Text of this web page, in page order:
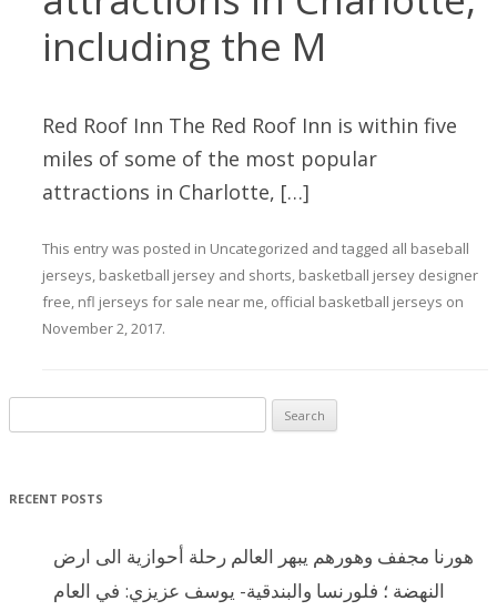
including the M
Red Roof Inn The Red Roof Inn is within five
miles of some of the most popular
attractions in Charlotte, […]
This entry was posted in Uncategorized and tagged all baseball
jerseys, basketball jersey and shorts, basketball jersey designer
free, nfl jerseys for sale near me, official basketball jerseys on
November 2, 2017.
RECENT POSTS
هورنا مجفف وهورهم يبهر العالم رحلة أحوازية الى ارض
النهضة ؛ فلورنسا والبندقية- يوسف عزيزي: في العام